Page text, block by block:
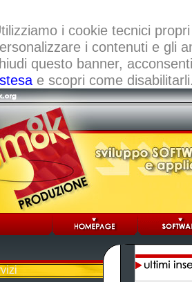
i cookie tecnici
i contenuti e gli
questo banner,
e scopri come